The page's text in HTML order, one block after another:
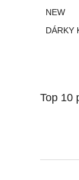
NEW
DÁRKY
Top 10